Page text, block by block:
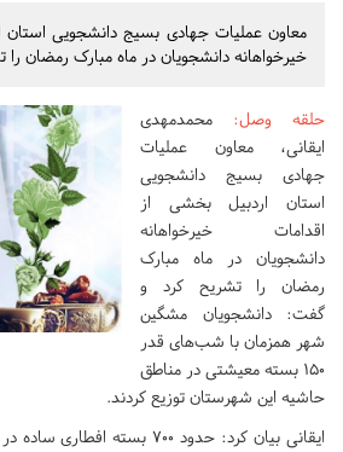
معاون عملیات جهادی بسیج دانشجویی استان
خیرخواهانه دانشجویان در ماه مبارک رمضان را
حلقه وصل: محمدمهدی
ایقانی، معاون عملیات
جهادی بسیج دانشجویی
استان اردبیل بخشی از
اقدامات خیرخواهانه
دانشجویان در ماه مبارک
رمضان را تشریح کرد و
گفت: دانشجویان مشگین
شهر همزمان با شب‌های قدر
۱۵۰ بسته معیشتی در مناطق
حاشیه این شهرستان توزیع کردند.
ایقانی بیان کرد: حدود ۷۰۰